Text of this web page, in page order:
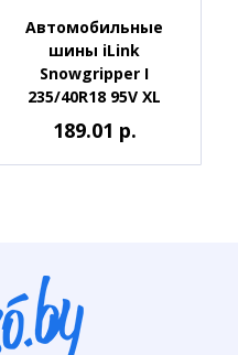
Автомобильные
шины iLink
Snowgripper I
235/40R18 95V XL
189.01 р.